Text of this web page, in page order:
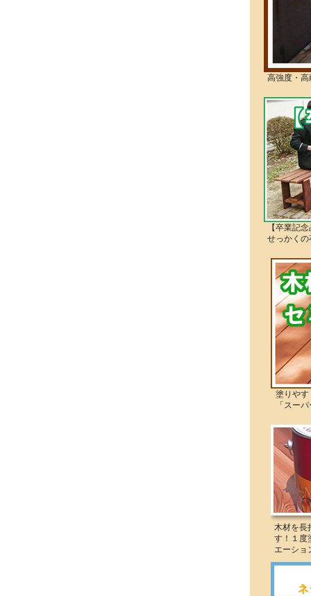
高強度・
【卒業記
せっかく
塗りやす
「スーパ
木材を長
す！１度
エーショ